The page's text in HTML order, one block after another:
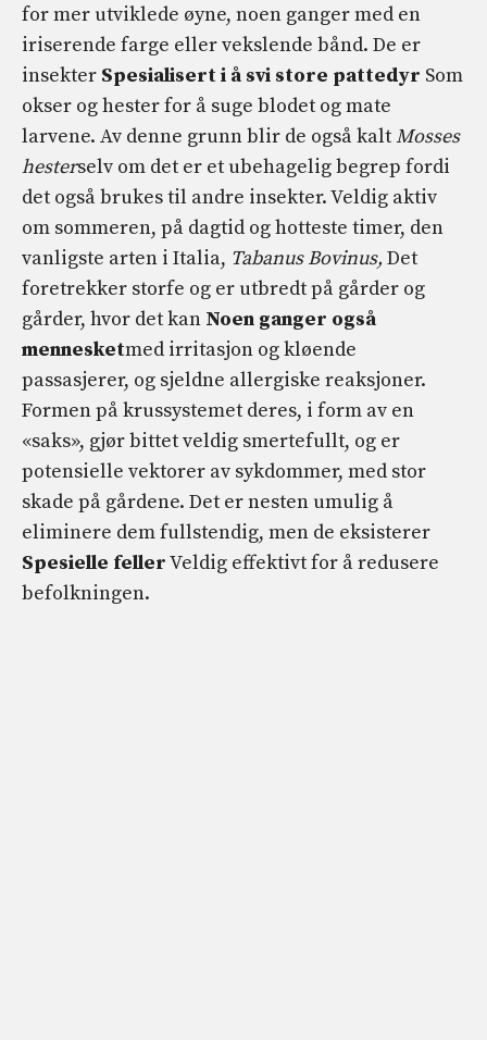
for mer utviklede øyne, noen ganger med en
iriserende farge eller vekslende bånd. De er
insekter Spesialisert i å svi store pattedyr Som
okser og hester for å suge blodet og mate
larvene. Av denne grunn blir de også kaltMosses
hesterselv om det er et ubehagelig begrep fordi
det også brukes til andre insekter. Veldig aktiv
om sommeren, på dagtid og hotteste timer, den
vanligste arten i Italia, Tabanus Bovinus, Det
foretrekker storfe og er utbredt på gårder og
gårder, hvor det kan Noen ganger også
mennesketmed irritasjon og kløende
passasjerer, og sjeldne allergiske reaksjoner.
Formen på krussystemet deres, i form av en
«saks», gjør bittet veldig smertefullt, og er
potensielle vektorer av sykdommer, med stor
skade på gårdene. Det er nesten umulig å
eliminere dem fullstendig, men de eksisterer
Spesielle fellerVeldig effektivt for å redusere
befolkningen.